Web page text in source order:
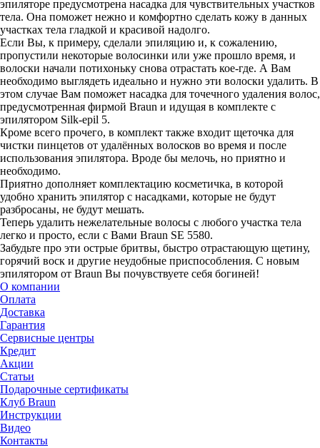
эпиляторе предусмотрена насадка для чувствительных участков
тела. Она поможет нежно и комфортно сделать кожу в данных
участках тела гладкой и красивой надолго.
Если Вы, к примеру, сделали эпиляцию и, к сожалению,
пропустили некоторые волосинки или уже прошло время, и
волоски начали потихоньку снова отрастать кое-где. А Вам
необходимо выглядеть идеально и нужно эти волоски удалить. В
этом случае Вам поможет насадка для точечного удаления волос,
предусмотренная фирмой Braun и идущая в комплекте с
эпилятором Silk-epil 5.
Кроме всего прочего, в комплект также входит щеточка для
чистки пинцетов от удалённых волосков во время и после
использования эпилятора. Вроде бы мелочь, но приятно и
необходимо.
Приятно дополняет комплектацию косметичка, в которой
удобно хранить эпилятор с насадками, которые не будут
разбросаны, не будут мешать.
Теперь удалить нежелательные волосы с любого участка тела
легко и просто, если с Вами Braun SE 5580.
Забудьте про эти острые бритвы, быстро отрастающую щетину,
горячий воск и другие неудобные приспособления. С новым
эпилятором от Braun Вы почувствуете себя богиней!
О компании
Оплата
Доставка
Гарантия
Сервисные центры
Кредит
Акции
Статьи
Подарочные сертификаты
Клуб Braun
Инструкции
Видео
Контакты